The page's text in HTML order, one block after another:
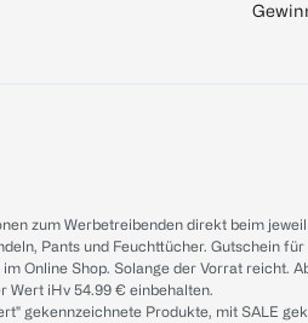
zum Werbetreibenden direkt beim
Pants und Feuchttücher. Gutschein
Online Shop. Solange der Vorrat
Wert iHv 54.99 € einbehalten.
gekennzeichnete Produkte, mit SALE